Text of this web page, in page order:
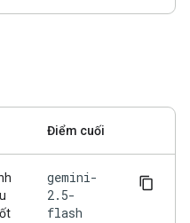
Điểm cuối
gemini-
2.5-
flash